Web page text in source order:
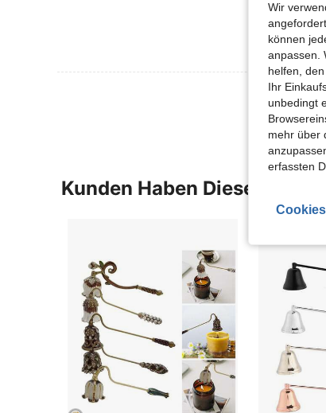
Mehr
Kunden Haben Diese
Wir
können
anpassen.
helfen,
Ihr
unbedingt
mehr über
erfassten